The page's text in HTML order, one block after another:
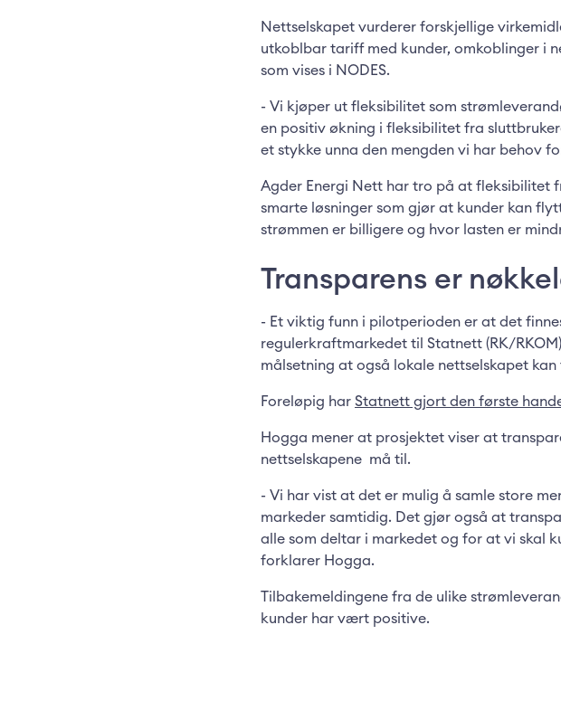
Nettselskapet vurderer forskjellige
utkoblbar tariff med kunder, omkoblinger i
som vises i NODES.
- Vi kjøper ut fleksibilitet som
en positiv økning i fleksibilitet fra
et stykke unna den mengden vi har behov
Agder Energi Nett har tro på at fleksibilitet
smarte løsninger som gjør at kunder kan
strømmen er billigere og hvor lasten er
Transparens er
- Et viktig funn i pilotperioden er at det
regulerkraftmarkedet til Statnett (RK/
målsetning at også lokale nettselskapet
Foreløpig har Statnett gjort den første
Hogga mener at prosjektet viser at
nettselskapene må til.
- Vi har vist at det er mulig å samle store
markeder samtidig. Det gjør også at
alle som deltar i markedet og for at vi skal
forklarer Hogga.
Tilbakemeldingene fra de ulike
kunder har vært positive.